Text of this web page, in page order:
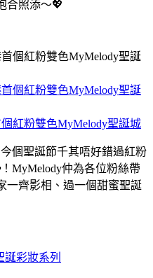
合照添～💖
紅粉雙色MyMelody聖誕城
個聖誕節千其唔好錯過紅粉
MyMelody仲為各位粉絲帶
一齊影相、過一個甜蜜聖誕
誕彩妝系列